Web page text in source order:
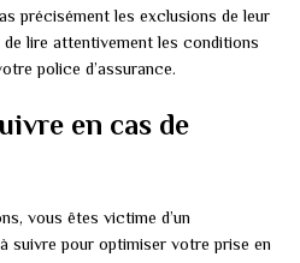
précisément les exclusions de leur
lire attentivement les conditions
police d’assurance.
en cas de
vous êtes victime d’un
suivre pour optimiser votre prise en